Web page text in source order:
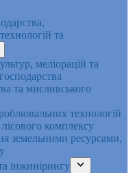
та
меліорацій та
та мисливського
технологій
комплексу
земельними ресурсами,
інжинірингу